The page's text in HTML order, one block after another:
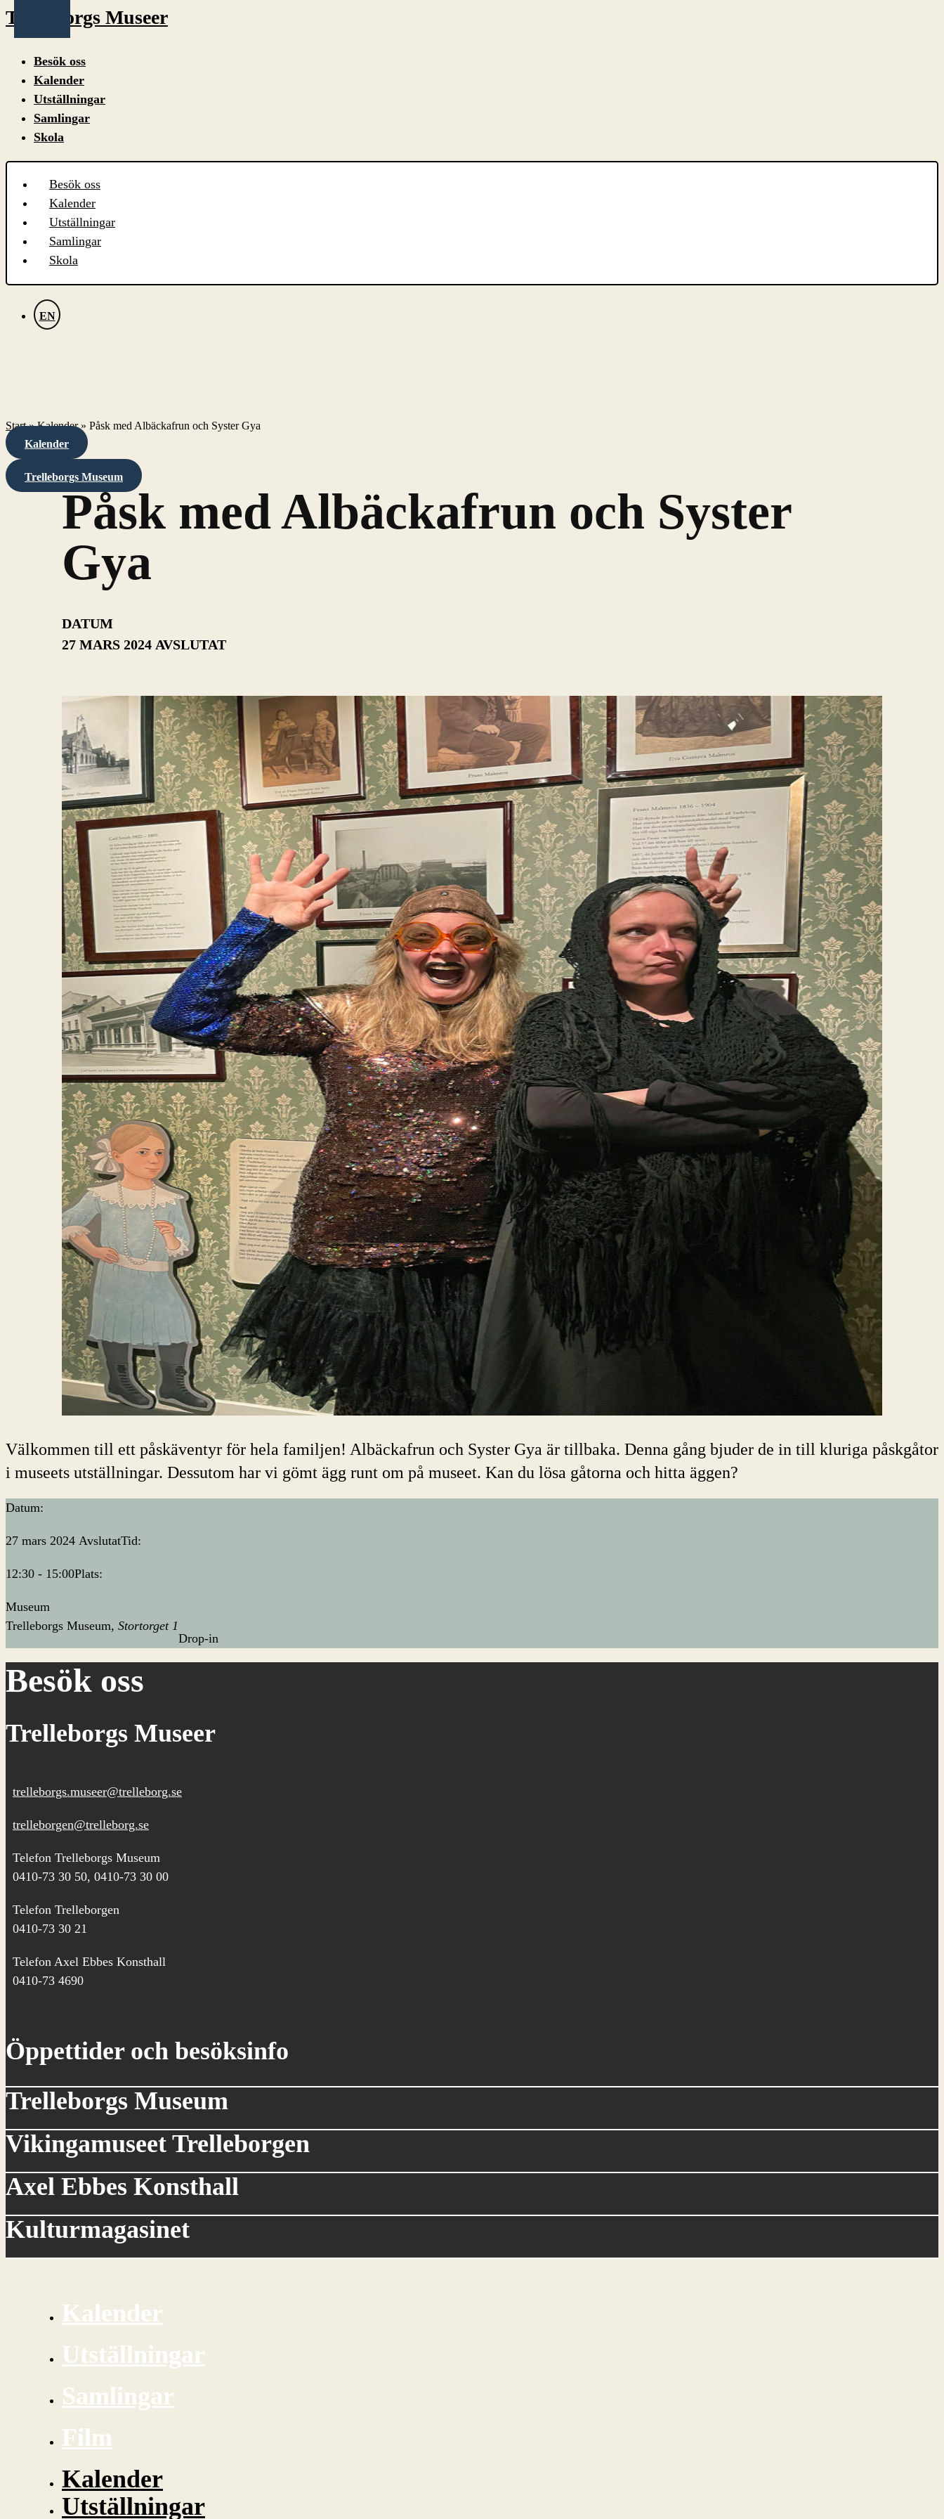
Trelleborgs Museer
Besök oss
Kalender
Utställningar
Samlingar
Skola
Besök oss
Kalender
Utställningar
Samlingar
Skola
EN
Start»Kalender» Påsk med Albäckafrun och Syster Gya
Kalender
Trelleborgs Museum
Påsk med Albäckafrun och Syster
Gya
DATUM
27 MARS 2024 AVSLUTAT
Välkommen till ett påskäventyr för hela familjen! Albäckafrun och Syster Gya är tillbaka. Denna gång bjuder de in till kluriga påskgåtor
i museets utställningar. Dessutom har vi gömt ägg runt om på museet. Kan du lösa gåtorna och hitta äggen?
Datum:
27 mars 2024 AvslutatTid:
12:30 - 15:00Plats:
Museum
Trelleborgs Museum Stortorget 1
Drop-in
Besök oss
Trelleborgs Museer
trelleborgs.museer@trelleborg.se
trelleborgen@trelleborg.se
Telefon Trelleborgs Museum
0410-73 30 50, 0410-73 30 00
Telefon Trelleborgen
0410-73 30 21
Telefon Axel Ebbes Konsthall
0410-73 4690
Öppettider och besöksinfo
Trelleborgs Museum
Vikingamuseet Trelleborgen
Axel Ebbes Konsthall
Kulturmagasinet
Kalender
Utställningar
Samlingar
Film
Kalender
Utställningar